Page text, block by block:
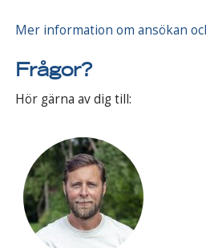
Mer information om ansökan
Frågor?
Hör gärna av dig till: